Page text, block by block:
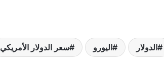
الدولار اليورو سعر الدولار الأمريكي